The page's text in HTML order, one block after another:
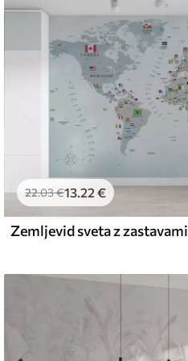
and Stick
49.00€/m²
22.03€13 .22 €
Zemljevid sveta z zastavami